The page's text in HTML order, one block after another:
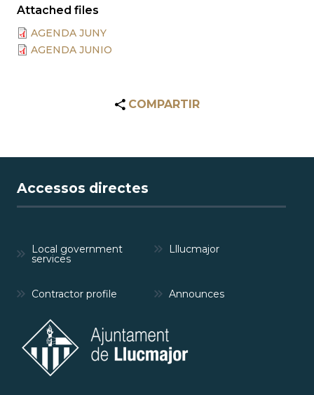
Attached files
AGENDA JUNY
AGENDA JUNIO
COMPARTIR
Accessos directes
Local government
services
Lllucmajor
Contractor profile Announces